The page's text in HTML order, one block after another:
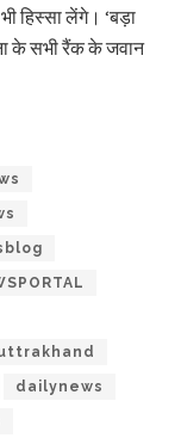
हिस्सा लेंगे। ‘बड़ा
के सभी रैंक के जवान
dailynews